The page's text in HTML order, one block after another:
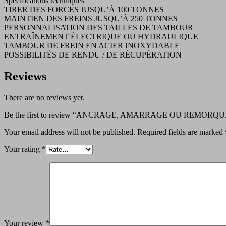
TIRER DES FORCES JUSQU’À 100 TONNES
MAINTIEN DES FREINS JUSQU’À 250 TONNES
PERSONNALISATION DES TAILLES DE TAMBOUR
ENTRAÎNEMENT ÉLECTRIQUE OU HYDRAULIQUE
TAMBOUR DE FREIN EN ACIER INOXYDABLE
POSSIBILITÉS DE RENDU / DE RÉCUPÉRATION
Reviews
There are no reviews yet.
Be the first to review “ANCRAGE, AMARRAGE OU
Your email address will not be published. Required fields are marked
Your rating *
Your review *